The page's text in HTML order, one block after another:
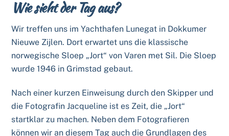
Wie sieht der Tag aus?
Wir treffen uns im Yachthafen Lunegat in Dokkumer
Nieuwe Zijlen. Dort erwartet uns die klassische
norwegische Sloep „Jort“ von Varen met Sil. Die Sloep
wurde 1946 in Grimstad gebaut.
Nach einer kurzen Einweisung durch den Skipper und
die Fotografin Jacqueline ist es Zeit, die „Jort“
startklar zu machen. Neben dem Fotografieren
können wir an diesem Tag auch die Grundlagen des